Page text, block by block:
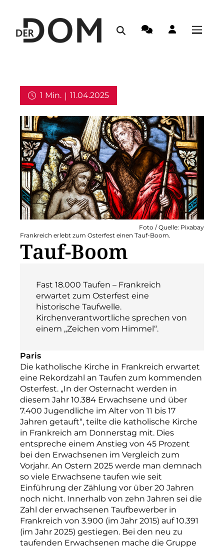
1 Min.
11.04.2025
Frankreich erlebt zum Osterfest einen Tauf-Boom.
Foto / Quelle: Pixabay
Tauf-Boom
Fast 18.000 Taufen – Frankreich
erwartet zum Osterfest eine
historische Taufwelle.
Kirchenverantwortliche sprechen von
einem „Zeichen vom Himmel“.
Paris
Die katholische Kirche in Frankreich erwartet
eine Rekordzahl an Taufen zum kommenden
Osterfest. „In der Osternacht werden in
diesem Jahr 10.384 Erwachsene und über
7.400 Jugendliche im Alter von 11 bis 17
Jahren getauft“, teilte die katholische Kirche
in Frankreich am Donnerstag mit. Dies
entspreche einem Anstieg von 45 Prozent
bei den Erwachsenen im Vergleich zum
Vorjahr. An Ostern 2025 werde man demnach
so viele Erwachsene taufen wie seit
Einführung der Zählung vor über 20 Jahren
noch nicht. Innerhalb von zehn Jahren sei die
Zahl der erwachsenen Taufbewerber in
Frankreich von 3.900 (im Jahr 2015) auf 10.391
(im Jahr 2025) gestiegen. Bei den neu zu
taufenden Erwachsenen mache die Gruppe